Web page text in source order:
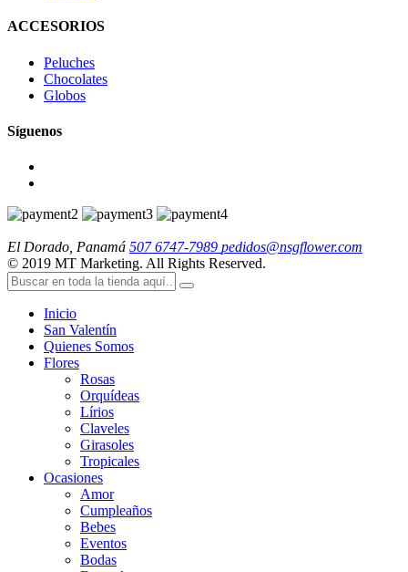
ACCESORIOS
Peluches
Chocolates
Globos
Síguenos
El Dorado, Panamá 507 6747-7989 pedidos@nsgflower.com
© 2019 MT Marketing. All Rights Reserved.
Inicio
San Valentín
Quienes Somos
Flores
Rosas
Orquídeas
Lírios
Claveles
Girasoles
Tropicales
Ocasiones
Amor
Cumpleaños
Bebes
Eventos
Bodas